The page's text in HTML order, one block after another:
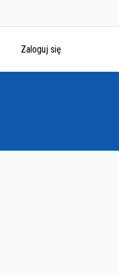
Zaloguj się